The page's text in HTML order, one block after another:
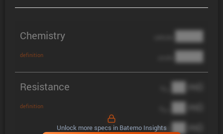
Chemistry
definition
████
████
Resistance
definition
██ mΩ
██ mΩ
DCIR ██ mΩ
Unlock more specs in Batemo Insights